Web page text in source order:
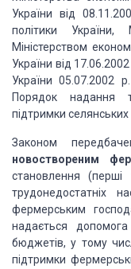
України від
політики України,
Міністерством
України від
України
Порядок надання
підтримки
Законом
новоствореним
становлення
трудонедостатніх
фермерським
надається
бюджетів, у тому
підтримки